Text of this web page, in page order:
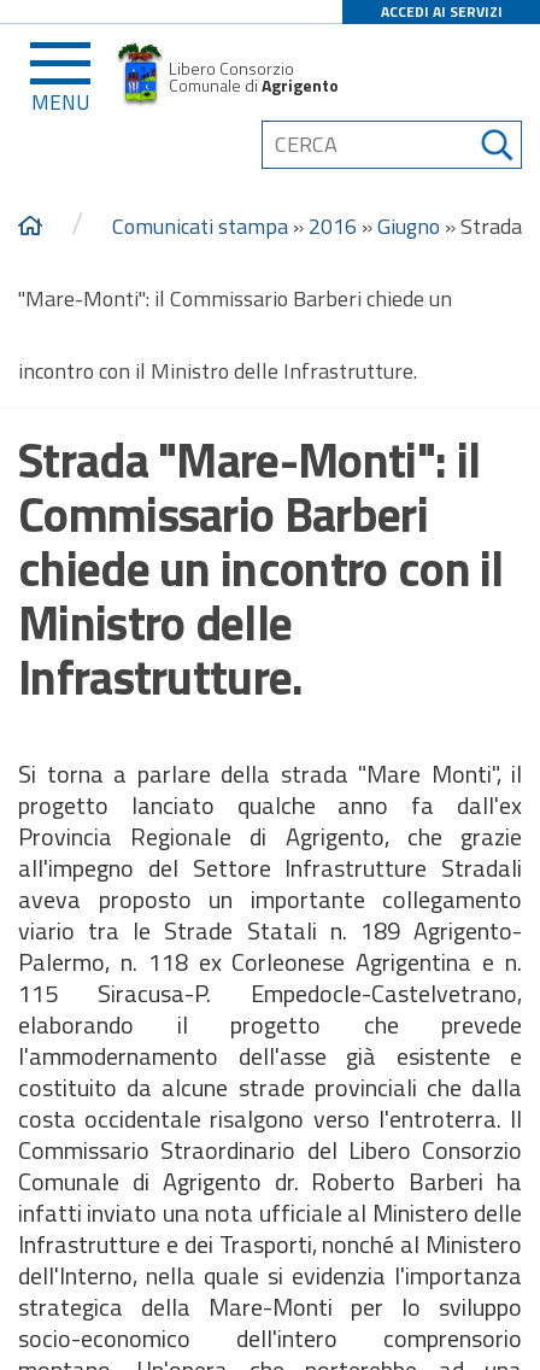
ACCEDI AI SERVIZI
MENU
Libero Consorzio
Comunale diAgrigento
/ Comunicati stampa»2016 »Giugno »Strada
"Mare-Monti": il Commissario Barberi chiede un
incontro con il Ministro delle Infrastrutture.
Strada "Mare-Monti": il
Commissario Barberi
chiede un incontro con il
Ministro delle
Infrastrutture.
Si torna a parlare della strada "Mare Monti", il
progetto lanciato qualche anno fa dall'ex
Provincia Regionale di Agrigento, che grazie
all'impegno del Settore Infrastrutture Stradali
aveva proposto un importante collegamento
viario tra le Strade Statali n. 189 Agrigento-
Palermo, n. 118 ex Corleonese Agrigentina e n.
115 Siracusa-P. Empedocle-Castelvetrano,
elaborando il progetto che prevede
l'ammodernamento dell'asse già esistente e
costituito da alcune strade provinciali che dalla
costa occidentale risalgono verso l'entroterra. Il
Commissario Straordinario del Libero Consorzio
Comunale di Agrigento dr. Roberto Barberi ha
infatti inviato una nota ufficiale al Ministero delle
Infrastrutture e dei Trasporti, nonché al Ministero
dell'Interno, nella quale si evidenzia l'importanza
strategica della Mare-Monti per lo sviluppo
socio-economico dell'intero comprensorio